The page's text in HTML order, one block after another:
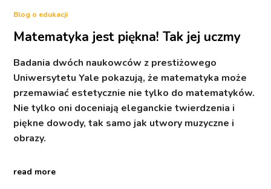
Blog o edukacji
Matematyka jest piękna! Tak jej uczmy
Badania dwóch naukowców z prestiżowego
Uniwersytetu Yale pokazują, że matematyka może
przemawiać estetycznie nie tylko do matematyków.
Nie tylko oni doceniają eleganckie twierdzenia i
piękne dowody, tak samo jak utwory muzyczne i
obrazy.
read more